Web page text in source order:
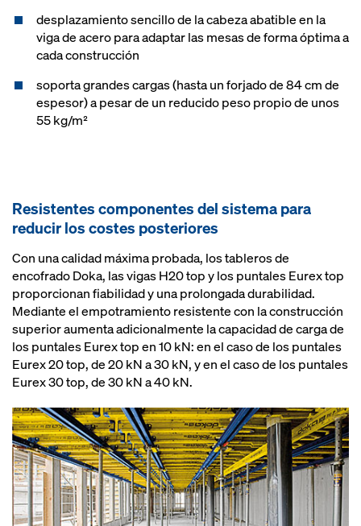
desplazamiento sencillo de la cabeza abatible en la
viga de acero para adaptar las mesas de forma óptima a
cada construcción
soporta grandes cargas (hasta un forjado de 84 cm de
espesor) a pesar de un reducido peso propio de unos
55 kg/m²
Resistentes componentes del sistema pa­ra
reducir los cos­tes pos­te­riores
Con una calidad máxima probada, los tableros de
encofrado Doka, las vigas H20 top y los puntales Eurex top
proporcionan fiabilidad y una prolongada durabilidad.
Mediante el empotramiento resistente con la construcción
superior aumenta adicionalmente la capacidad de carga de
los puntales Eurex top en 10 kN: en el caso de los puntales
Eurex 20 top, de 20 kN a 30 kN, y en el caso de los puntales
Eurex 30 top, de 30 kN a 40 kN.